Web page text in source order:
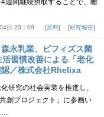
日 20：09 原料 研究報告
永乳業、ビフィズス菌
習慣改善による「老化
／株式会社Rhelixa
研究の社会実装を推進し、
創プロジェクト」に参画い